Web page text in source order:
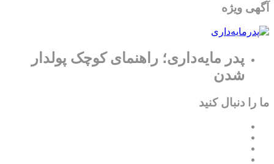
آگهی ویژه
پدر مایه‌داری؛ راهنمای کوچک پولدار
شدن
ما را دنبال کنید